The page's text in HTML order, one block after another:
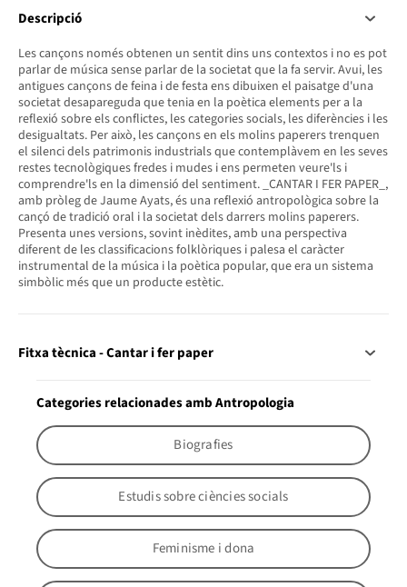
Descripció
Les cançons només obtenen un sentit dins uns contextos i no es pot
parlar de música sense parlar de la societat que la fa servir. Avui, les
antigues cançons de feina i de festa ens dibuixen el paisatge d'una
societat desapareguda que tenia en la poètica elements per a la
reflexió sobre els conflictes, les categories socials, les diferències i les
desigualtats. Per això, les cançons en els molins paperers trenquen
el silenci dels patrimonis industrials que contemplàvem en les seves
restes tecnològiques fredes i mudes i ens permeten veure'ls i
comprendre'ls en la dimensió del sentiment. _CANTAR I FER PAPER_,
amb pròleg de Jaume Ayats, és una reflexió antropològica sobre la
cançó de tradició oral i la societat dels darrers molins paperers.
Presenta unes versions, sovint inèdites, amb una perspectiva
diferent de les classificacions folklòriques i palesa el caràcter
instrumental de la música i la poètica popular, que era un sistema
simbòlic més que un producte estètic.
Fitxa tècnica - Cantar i fer paper
Categories relacionades amb Antropologia
Biografies
Estudis sobre ciències socials
Feminisme i dona